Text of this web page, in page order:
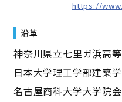
https://
沿革
神奈川県立七里ガ浜高
日本大学理工学部建築
名古屋商科大学大学院